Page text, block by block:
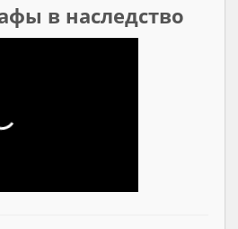
в наследство